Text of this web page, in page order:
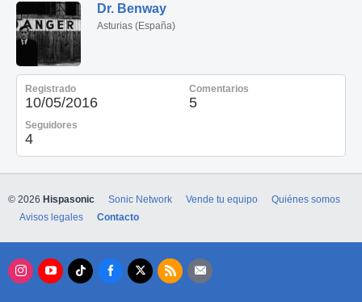
Dr. Benway
Asturias (España)
Registrado
10/05/2016
Comentarios
5
Seguidores
4
© 2026 Hispasonic Sonic Network Vende tu equipo
Quiénes somos
Avisos legales
Contacto